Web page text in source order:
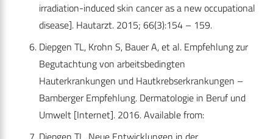
irradiation-induced skin cancer as a new occupational
disease]. Hautarzt. 2015; 66(3):154 – 159.
Diepgen TL, Krohn S, Bauer A, et al. Empfehlung zur
Begutachtung von arbeitsbedingten
Hauterkrankungen und Hautkrebserkrankungen –
Bamberger Empfehlung. Dermatologie in Beruf und
Umwelt [Internet]. 2016. Available from: